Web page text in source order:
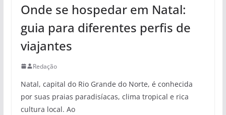
Onde se hospedar em Natal:
guia para diferentes perfis de
viajantes
Redação
Natal, capital do Rio Grande do Norte, é conhecida
por suas praias paradisíacas, clima tropical e rica
cultura local. Ao